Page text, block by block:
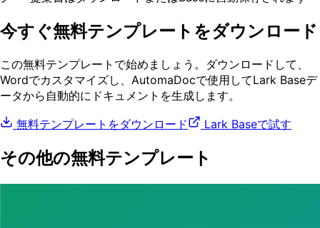
今すぐ無料テンプレートをダウンロード
この無料テンプレートで始めましょう。ダウンロードして、
Wordでカスタマイズし、AutomaDocで使用してLark Baseデ
ータから自動的にドキュメントを生成します。
無料テンプレートをダウンロード
Lark Baseで試す
その他の無料テンプレート